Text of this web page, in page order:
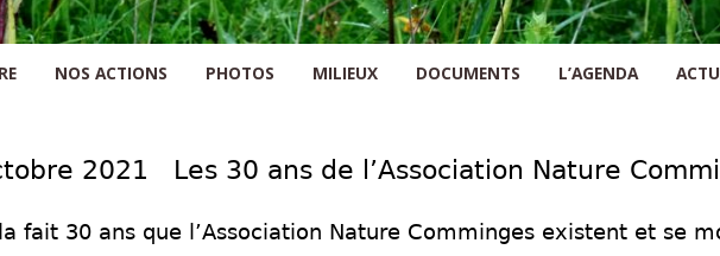
Skip to content
NOS ACTIONS PHOTOS MILIEUX DOCUMENTS L’AGENDA
2021 Les 30 ans de l’Association Nature
fait 30 ans que l’Association Nature Comminges existent et se